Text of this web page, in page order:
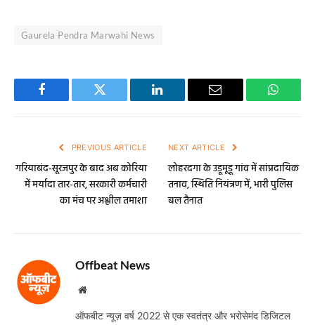
Gaurela Pendra Marwahi News
Facebook Twitter LinkedIn Email
PREVIOUS ARTICLE
गरियाबंद-सूरजपुर के बाद अब कोरिया
में मर्यादा तार-तार, सरकारी कर्मचारी
का मंच पर अश्लील तमाशा
NEXT ARTICLE
लोहरदगा के उडूमूडू गांव में सांप्रदायिक
तनाव, स्थिति नियंत्रण में, भारी पुलिस
बल तैनात
Offbeat News
Website
ऑफबीट न्यूज़ वर्ष 2022 से एक स्वतंत्र और भरोसेमंद डिजिटल